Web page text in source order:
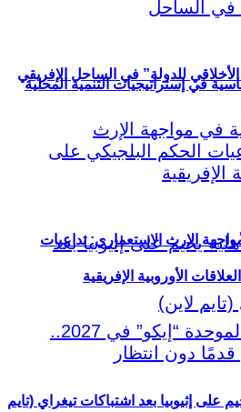
في إستراتيجيات التنمية المحلية
على إثيوبيا بعد اشتباكات تيغراي (تايم
الأخلاقي للدولة” في الساحل الإفريقي
مواجهة الإرث الاستعماري: تداعيات
الأوروبية الإفريقية